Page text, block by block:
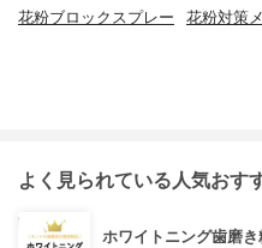
花粉ブロックスプレー 花粉対策
よく見られている人気おす
ホワイトニング歯磨